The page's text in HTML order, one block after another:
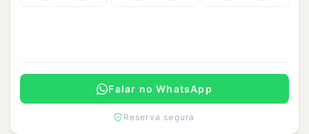
Falar no WhatsApp
Reserva segura